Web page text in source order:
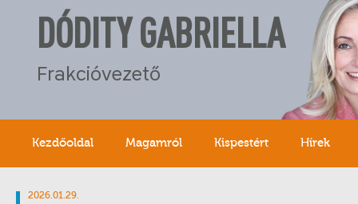
DÓDITY GABRIELLA
Frakcióvezető
Kezdőoldal Magamról Kispestért Hírek
2026.01.29.